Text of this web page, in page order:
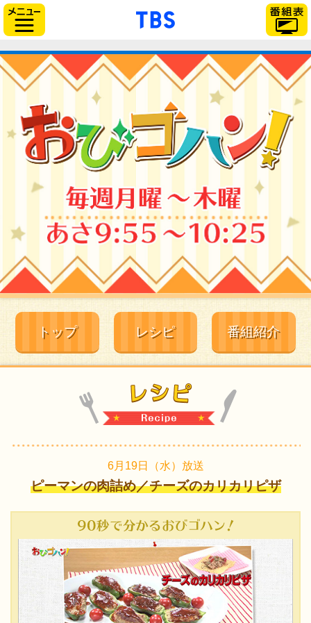
「TBSテレビ」トップ
トップ レシピ 番組紹介
6月19日（水）放送
ピーマンの肉詰め／チーズのカリカリピザ